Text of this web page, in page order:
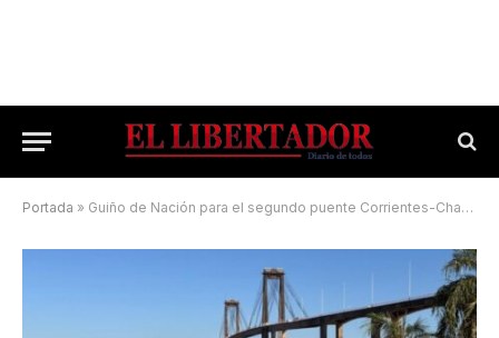
Portada » Guiño de Nación para el segundo puente Corrientes-Chaco